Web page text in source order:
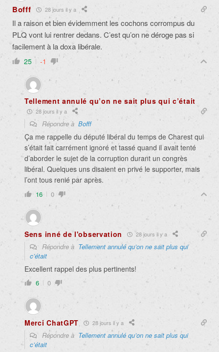
Bofff 28 jours il y a
Il a raison et bien évidemment les cochons corrompus du
PLQ vont lui rentrer dedans. C’est qu’on ne déroge pas si
facilement à la doxa libérale.
25 -1
Tellement annulé qu’on ne sait plus qui c’était
28 jours il y a
Répondre à Bofff
Ça me rappelle du député libéral du temps de Charest qui
s’était fait carrément ignoré et tassé quand il avait tenté
d’aborder le sujet de la corruption durant un congrès
libéral. Quelques uns disaient en privé le supporter, mais
l’ont tous renié par après.
16 0
Sens inné de l'observation 28 jours il y a
Répondre à Tellement annulé qu’on ne sait plus qui
c’était
Excellent rappel des plus pertinents!
6 0
Merci ChatGPT 28 jours il y a
Répondre à Tellement annulé qu’on ne sait plus qui
c’était